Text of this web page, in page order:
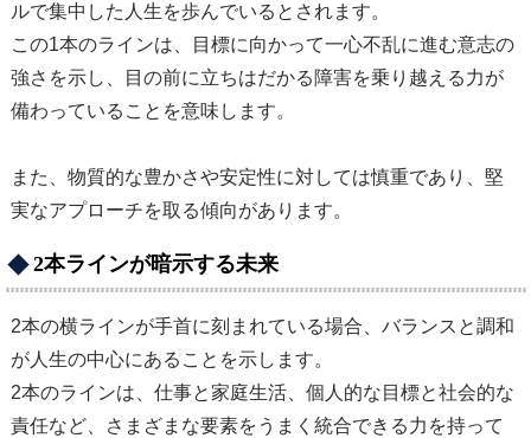
ルで集中した人生を歩んでいるとされます。
この1本のラインは、目標に向かって一心不乱に進む意志の
強さを示し、目の前に立ちはだかる障害を乗り越える力が
備わっていることを意味します。
また、物質的な豊かさや安定性に対しては慎重であり、堅
実なアプローチを取る傾向があります。
2本ラインが暗示する未来
2本の横ラインが手首に刻まれている場合、バランスと調和
が人生の中心にあることを示します。
2本のラインは、仕事と家庭生活、個人的な目標と社会的な
責任など、さまざまな要素をうまく統合できる力を持って